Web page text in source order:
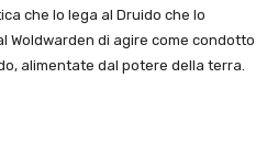
che lo lega al Druido che lo
Woldwarden di agire come condotto
alimentate dal potere della terra.